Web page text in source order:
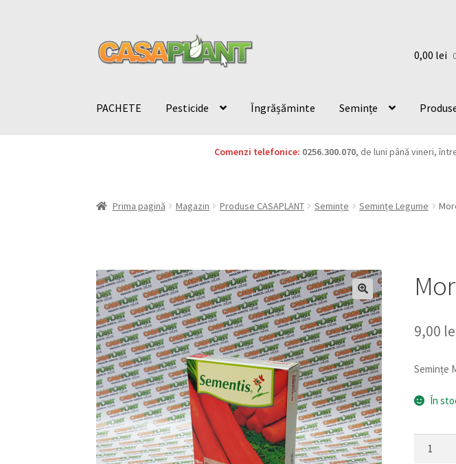
0,00 lei
PACHETE Pesticide Îngrășăminte Semințe
Comenzi telefonice: 0256.300.070, de luni până vineri,
Prima pagină Magazin Produse CASAPLANT Semințe Semințe Legume
9,00
Semințe
În
Cantitate